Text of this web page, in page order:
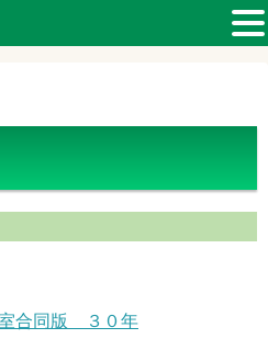
合同版 ３０年